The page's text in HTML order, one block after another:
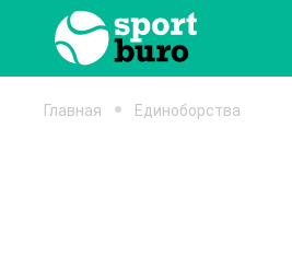
Главная Единоборства